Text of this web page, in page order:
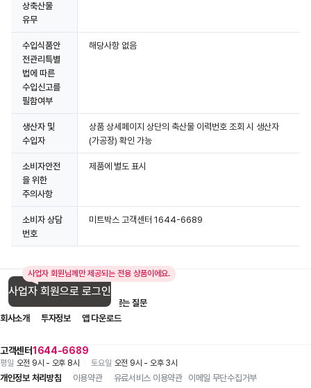
상축산물
유무
수입식품안
전관리특별
법에 따른
수입신고를
필함여부
해당사항 없음
생산자 및
수입자
상품 상세페이지 상단의 축산물 이력번호 조회 시 생산자
(가공장) 확인 가능
소비자안전
을 위한
주의사항
제품에 별도 표시
소비자 상담
번호
미트박스 고객센터 1644-6689
사업자 회원님께만 제공되는 전용 상품이에요.
사업자 회원으로 로그인
고객센터1644-6689
평일 오전 9시 - 오후 8시 토요일 오전 9시 - 오후 3시
입점 제휴 문의
자주 묻는 질문
회사소개
투자정보 앱 다운로드
개인정보 처리방침 이용약관 유료서비스 이용약관 이메일 무단수집거부